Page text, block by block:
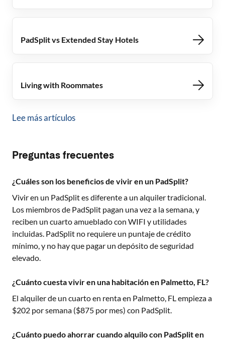
PadSplit vs Extended Stay Hotels
Living with Roommates
Lee más artículos
Preguntas frecuentes
¿Cuáles son los beneficios de vivir en un PadSplit?
Vivir en un PadSplit es diferente a un alquiler tradicional.
Los miembros de PadSplit pagan una vez a la semana, y
reciben un cuarto amueblado con WIFI y utilidades
incluidas. PadSplit no requiere un puntaje de crédito
mínimo, y no hay que pagar un depósito de seguridad
elevado.
¿Cuánto cuesta vivir en una habitación en Palmetto, FL?
El alquiler de un cuarto en renta en Palmetto, FLempieza a
$202 por semana ($875 por mes) con PadSplit.
¿Cuánto puedo ahorrar cuando alquilo con PadSplit en